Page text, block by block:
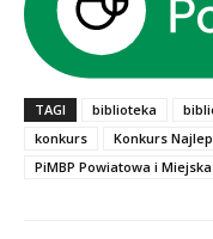
TAGI biblioteka
konkurs
Konkurs
PiMBP Powiatowa i